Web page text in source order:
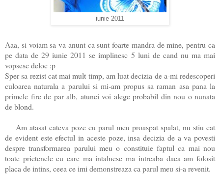
iunie 2011
Aaa, si voiam sa va anunt ca sunt foarte mandra de mine, pentru ca
pe data de 29 iunie 2011 se implinesc 5 luni de cand nu ma mai
vopsesc deloc :p
Sper sa rezist cat mai mult timp, am luat decizia de a-mi redescoperi
culoarea naturala a parului si mi-am propus sa raman asa pana la
primele fire de par alb, atunci voi alege probabil din nou o nunata
de blond.
Am atasat cateva poze cu parul meu proaspat spalat, nu stiu cat
de evident este efectul in aceste poze, insa decizia de a va povesti
despre transformarea parului meu o constituie faptul ca mai nou
toate prietenele cu care ma intalnesc ma intreaba daca am folosit
placa de intins, ceea ce imi demonstreaza ca parul meu si-a revenit.